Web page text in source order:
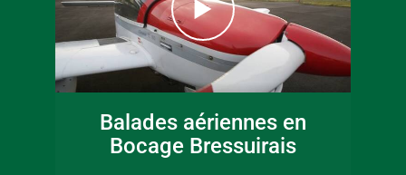
Balades aériennes en
Bocage Bressuirais